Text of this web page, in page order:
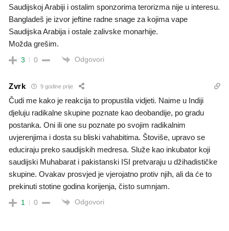
Saudijskoj Arabiji i ostalim sponzorima terorizma nije u interesu.
Bangladeš je izvor jeftine radne snage za kojima vape
Saudijska Arabija i ostale zalivske monarhije.
Možda grešim.
3 0 Odgovori
Zvrk 9 godine prije
Čudi me kako je reakcija to propustila vidjeti. Naime u Indiji
djeluju radikalne skupine poznate kao deobandije, po gradu
postanka. Oni ili one su poznate po svojim radikalnim
uvjerenjima i dosta su bliski vahabitima. Štoviše, upravo se
educiraju preko saudijskih medresa. Služe kao inkubator koji
saudijski Muhabarat i pakistanski ISI pretvaraju u džihadističke
skupine. Ovakav prosvjed je vjerojatno protiv njih, ali da će to
prekinuti stotine godina korijenja, čisto sumnjam.
1 0 Odgovori